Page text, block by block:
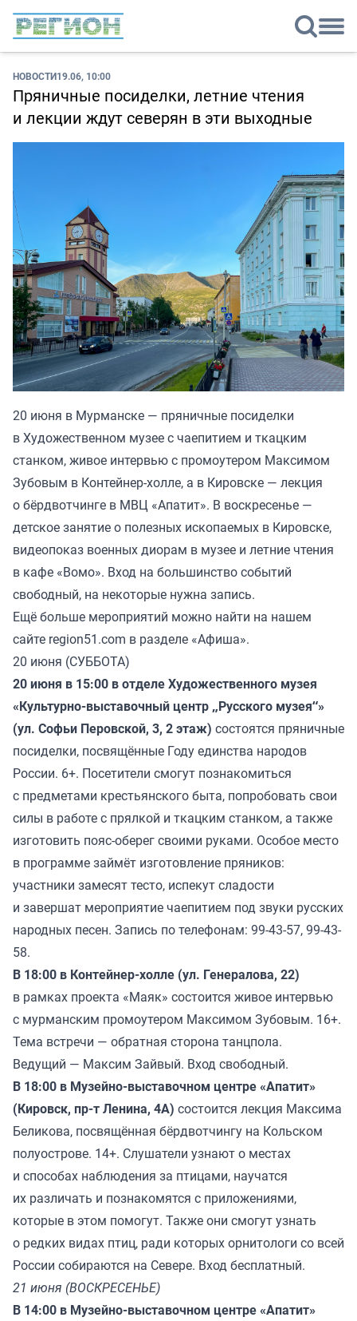
НОВОСТИ19.06, 10:00
Пряничные посиделки, летние чтения
и лекции ждут северян в эти выходные
20 июня в Мурманске — пряничные посиделки
в Художественном музее с чаепитием и ткацким
станком, живое интервью с промоутером Максимом
Зубовым в Контейнер-холле, а в Кировске — лекция
о бёрдвотчинге в МВЦ «Апатит». В воскресенье —
детское занятие о полезных ископаемых в Кировске,
видеопоказ военных диорам в музее и летние чтения
в кафе «Вомо». Вход на большинство событий
свободный, на некоторые нужна запись.
Ещё больше мероприятий можно найти на нашем
сайте region51.com в разделе «Афиша».
20 июня (СУББОТА)
20 июня в 15:00 в отделе Художественного музея
«Культурно-выставочный центр „Русского музея“»
(ул. Софьи Перовской, 3, 2 этаж) состоятся пряничные
посиделки, посвящённые Году единства народов
России. 6+. Посетители смогут познакомиться
с предметами крестьянского быта, попробовать свои
силы в работе с прялкой и ткацким станком, а также
изготовить пояс-оберег своими руками. Особое место
в программе займёт изготовление пряников:
участники замесят тесто, испекут сладости
и завершат мероприятие чаепитием под звуки русских
народных песен. Запись по телефонам: 99-43-57, 99-43-
58.
В 18:00 в Контейнер-холле (ул. Генералова, 22)
в рамках проекта «Маяк» состоится живое интервью
с мурманским промоутером Максимом Зубовым. 16+.
Тема встречи — обратная сторона танцпола.
Ведущий — Максим Зайвый. Вход свободный.
В 18:00 в Музейно-выставочном центре «Апатит»
(Кировск, пр-т Ленина, 4А) состоится лекция Максима
Беликова, посвящённая бёрдвотчингу на Кольском
полуострове. 14+. Слушатели узнают о местах
и способах наблюдения за птицами, научатся
их различать и познакомятся с приложениями,
которые в этом помогут. Также они смогут узнать
о редких видах птиц, ради которых орнитологи со всей
России собираются на Севере. Вход бесплатный.
21 июня (ВОСКРЕСЕНЬЕ)
В 14:00 в Музейно-выставочном центре «Апатит»